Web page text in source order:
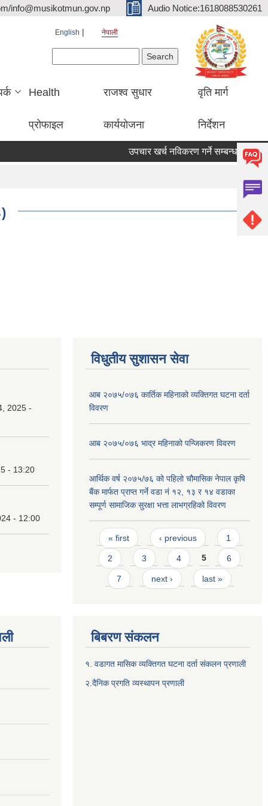
info@musikotmun.gov.np Audio Notice:1618088530261
English नेपाली
Health
प्रोफाइल
राजश्व सुधार
कार्ययोजना
वृति मार्ग
निर्देशन
उपचार खर्च नविकरण गर्ने सम्बन्धमा
2025 -
- 13:20
- 12:00
विधुतीय सुशासन सेवा
आब २०७५/०७६ कार्तिक महिनाको व्यक्तिगत घटना दर्ता
विवरण
आब २०७५/०७६ भाद्र महिनाको पन्जिकरण विवरण
आर्थिक वर्ष २०७५/७६ को पहिलो चौमासिक नेपाल कृषि
बैंक मार्फत प्राप्त गर्ने वडा नं १२, १३ र १४ वडाका
सम्पूर्ण सामाजिक सुरक्षा भत्ता लाभग्रहिको विवरण
Pages
« first ‹ previous 1
2 3 4 5 6
7 next › last »
बिबरण संकलन
१. वडागत मासिक व्यक्तिगत घटना दर्ता संकलन प्रणाली
२.दैनिक प्रगति व्यस्थापन प्रणाली